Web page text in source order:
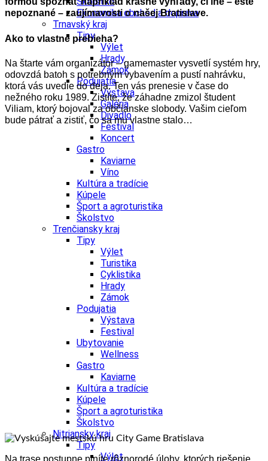
Ekonomika obchod a doprava
Trnavský kraj
Tipy
Výlet
Hrady
Zámok
Podujatia
Výstava
Galéria
Divadlo
Festival
Koncert
Gastro
Kaviarne
Víno
Kultúra a tradície
Kúpele
Šport a agroturistika
Školstvo
Trenčiansky kraj
Tipy
Výlet
Turistika
Cyklistika
Hrady
Zámok
Podujatia
Výstava
Festival
Ubytovanie
Wellness
Gastro
Kaviarne
Kultúra a tradície
Kúpele
Šport a agroturistika
Školstvo
Nitriansky kraj
Tipy
Výlet
nepoznané – zaujímavosti o našej Bratislave.
Ako to vlastne prebieha?
Na štarte vám organizátor – gamemaster vysvetlí systém hry,
odovzdá batoh s potrebným vybavením a pustí nahrávku,
ktorá vás uvedie do deja. Ten vás prenesie v čase do
nežného roku 1989. Zistíte, že záhadne zmizol študent
Viliam, ktorý bojoval za občianske slobody. Vašim cieľom
bude pátrať a zistiť, čo sa mu vlastne stalo…
Na trase postupne plníte rôznorodé úlohy, ktorých riešenie